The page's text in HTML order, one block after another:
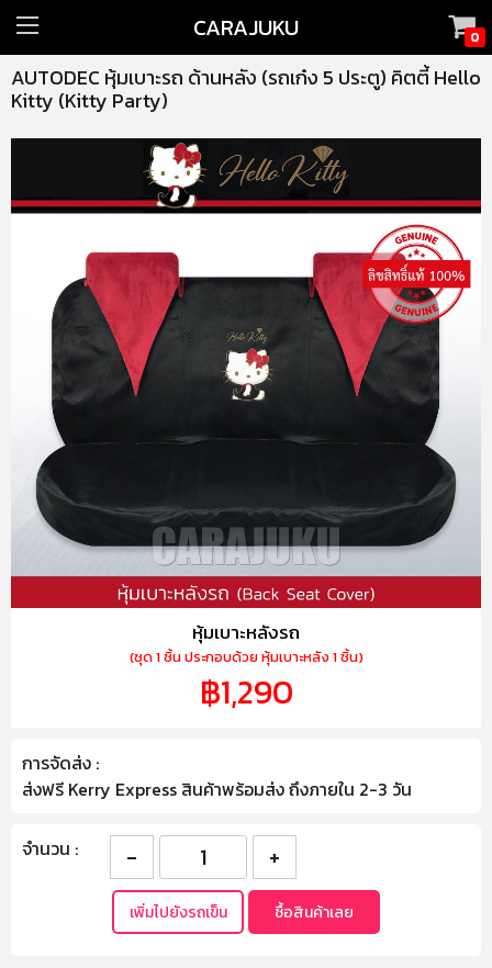
CARAJUKU 0
AUTODEC หุ้มเบาะรถ ด้านหลัง (รถเก๋ง 5 ประตู) คิตตี้ Hello
Kitty (Kitty Party)
หุ้มเบาะหลังรถ
(ชุด 1 ชิ้น ประกอบด้วย หุ้มเบาะหลัง 1 ชิ้น)
฿1,290
การจัดส่ง :
ส่งฟรี Kerry Express สินค้าพร้อมส่ง ถึงภายใน 2-3 วัน
จำนวน :